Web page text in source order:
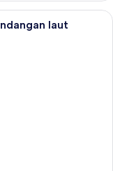
Klasik, 1 kamar tidur,
laut